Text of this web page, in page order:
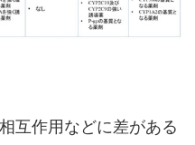
互作用などに差がある